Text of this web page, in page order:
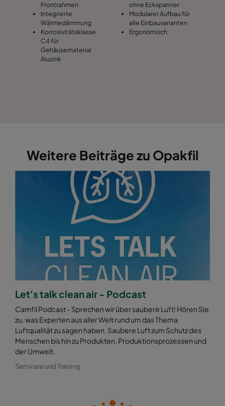
Frontrahmen
Integrierte
Wärmedämmung
Korrosivitätsklasse
C4 für
Gehäusematerial
Aluzink
ohne Eckspanner
Modularer Aufbau für
alle Einbauvarianten
Ergonomisch
Weitere Beiträge zu Opakfil
Let's talk clean air - Podcast
Camfil Podcast - Sprechen wir über saubere Luft! Hören Sie
zu, was Experten aus aller Welt rund um das Thema
Luftqualität zu sagen haben. Saubere Luft zum Schutz des
Menschen bis hin zu Produkten, Produktionsprozessen und
der Umwelt.
Seminare und Training